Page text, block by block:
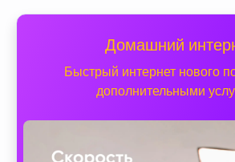
Домашний
Быстрый интернет нового
дополнительными